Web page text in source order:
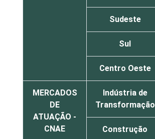
Sudeste
Sul
Centro Oeste
MERCADOS
DE
ATUAÇÃO -
CNAE
Indústria de
Transformação
Construção